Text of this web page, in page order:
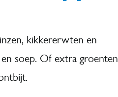
kikkererwten en
en soep. Of extra groenten